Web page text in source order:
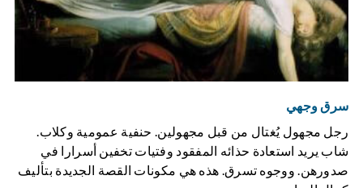
سرق وجهي
رجل مجهول يُغتال من قبل مجهولين. حنفية عمومية وكلاب.
شاب يريد استعادة حذائه المفقود وفتيات تخفين أسرارا في
صدورهن. ووجوه تسرق. هذه هي مكونات القصة الجديدة بتأليف